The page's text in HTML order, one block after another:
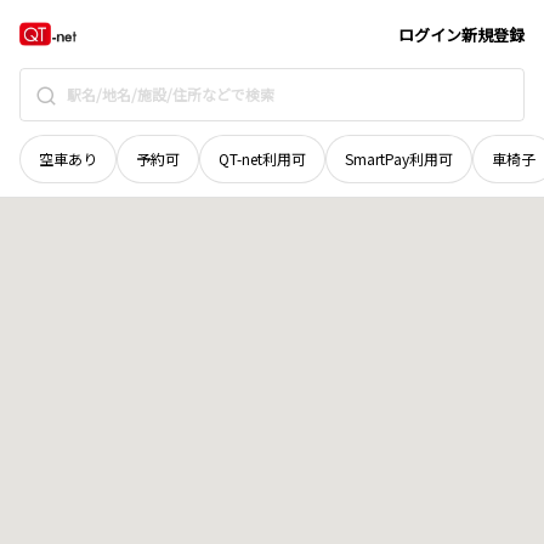
ログイン新規登録
空車あり 予約可 QT-net利用可 SmartPay利用可 車椅子
広島県